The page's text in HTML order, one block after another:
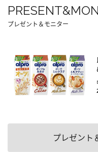
プレゼント＆モニター
プレゼント